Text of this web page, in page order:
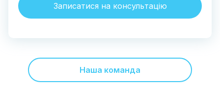
Записатися на консультацію
Наша команда